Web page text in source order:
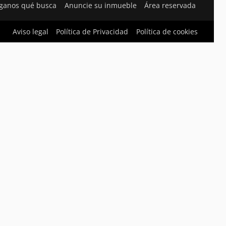
qué busca Anuncie su inmueble Área reservada
Aviso legal Política de Privacidad Política de cookies